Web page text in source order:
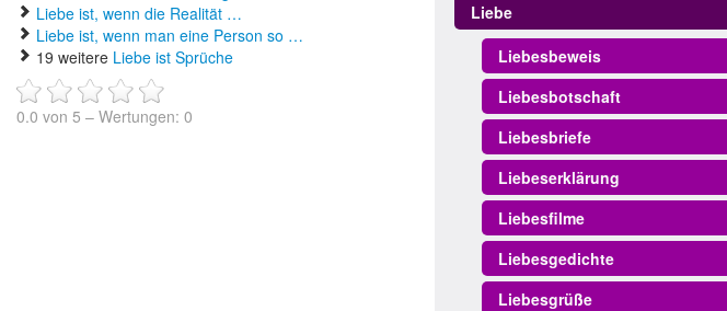
Liebe ist, wenn die Realität …
Liebe ist, wenn man eine Person so …
19 weitere Liebe ist Sprüche
0.0 von 5 – Wertungen: 0
Liebe
Liebesbeweis
Liebesbotschaft
Liebesbriefe
Liebeserklärung
Liebesfilme
Liebesgedichte
Liebesgrüße